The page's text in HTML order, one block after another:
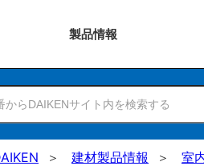
製品情報
建材製品情報
室